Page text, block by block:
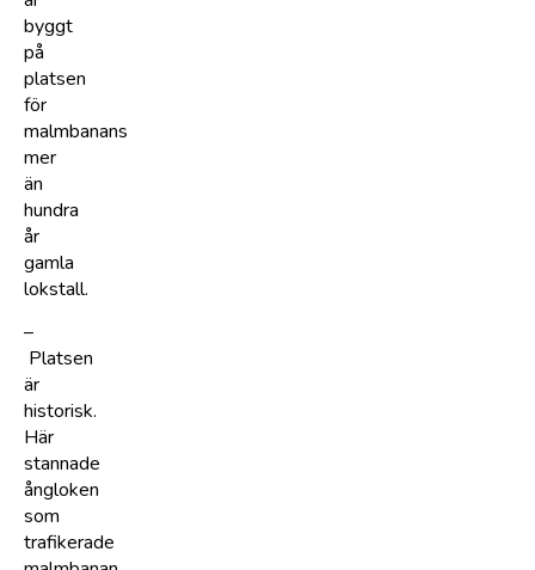
byggt
på
platsen
för
malmbanans
mer
än
hundra
år
gamla
lokstall.
–
Platsen
är
historisk.
Här
stannade
ångloken
som
trafikerade